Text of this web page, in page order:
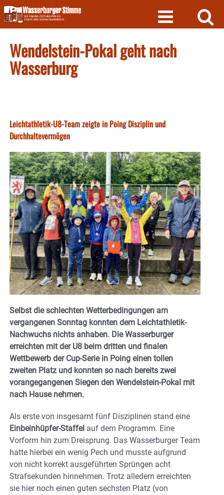
Skip
to
content
Wendelstein-Pokal geht nach
Wasserburg
Leichtathletik-U8-Team zeigte in Poing Disziplin und
Durchhaltevermögen
Selbst die schlechten Wetterbedingungen am
vergangenen Sonntag konnten dem Leichtathletik-
Nachwuchs nichts anhaben. Die Wasserburger
erreichten mit der U8 beim dritten und finalen
Wettbewerb der Cup-Serie in Poing einen tollen
zweiten Platz und konnten so nach bereits zwei
vorangegangenen Siegen den Wendelstein-Pokal mit
nach Hause nehmen.
Als erste von insgesamt fünf Disziplinen stand eine
Einbeinhüpfer-Staffel auf dem Programm. Eine
Vorform hin zum Dreisprung. Das Wasserburger Team
hatte hierbei ein wenig Pech und musste aufgrund
von nicht korrekt ausgeführten Sprüngen acht
Strafsekunden hinnehmen. Trotz alledem erreichten
sie hier noch einen guten sechsten Platz (von